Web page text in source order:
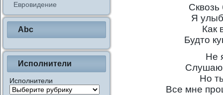
Евровидение
Abc
Исполнители
Исполнители
Я
Как
Будто
Не
Слушаю
Но
Все мне